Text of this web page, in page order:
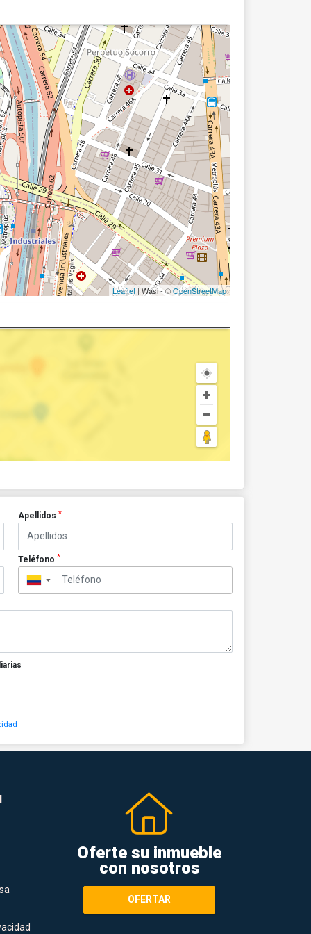
Leaflet | Wasi - ©OpenStreetMap
Apellidos *
Teléfono *
▼
Oferte su inmueble
con nosotros
OFERTAR